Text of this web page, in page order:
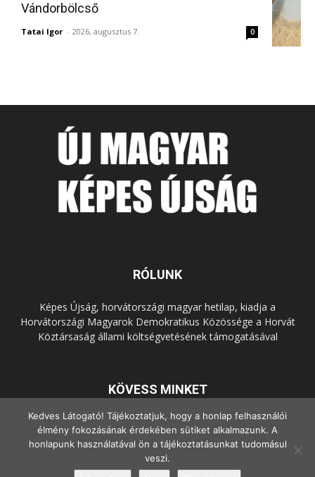
Vándorbölcső
Tatai Igor - 2026, augusztus 7. 0
RÓLUNK
Képes Újság, horvátországi magyar hetilap, kiadja a
Horvátországi Magyarok Demokratikus Közössége a Horvát
Köztársaság állami költségvetésének támogatásával
KÖVESS MINKET
Kedves Látogató! Tájékoztatjuk, hogy a honlap felhasználói
élmény fokozásának érdekében sütiket alkalmazunk. A
honlapunk használatával ön a tájékoztatásunkat tudomásul
veszi.